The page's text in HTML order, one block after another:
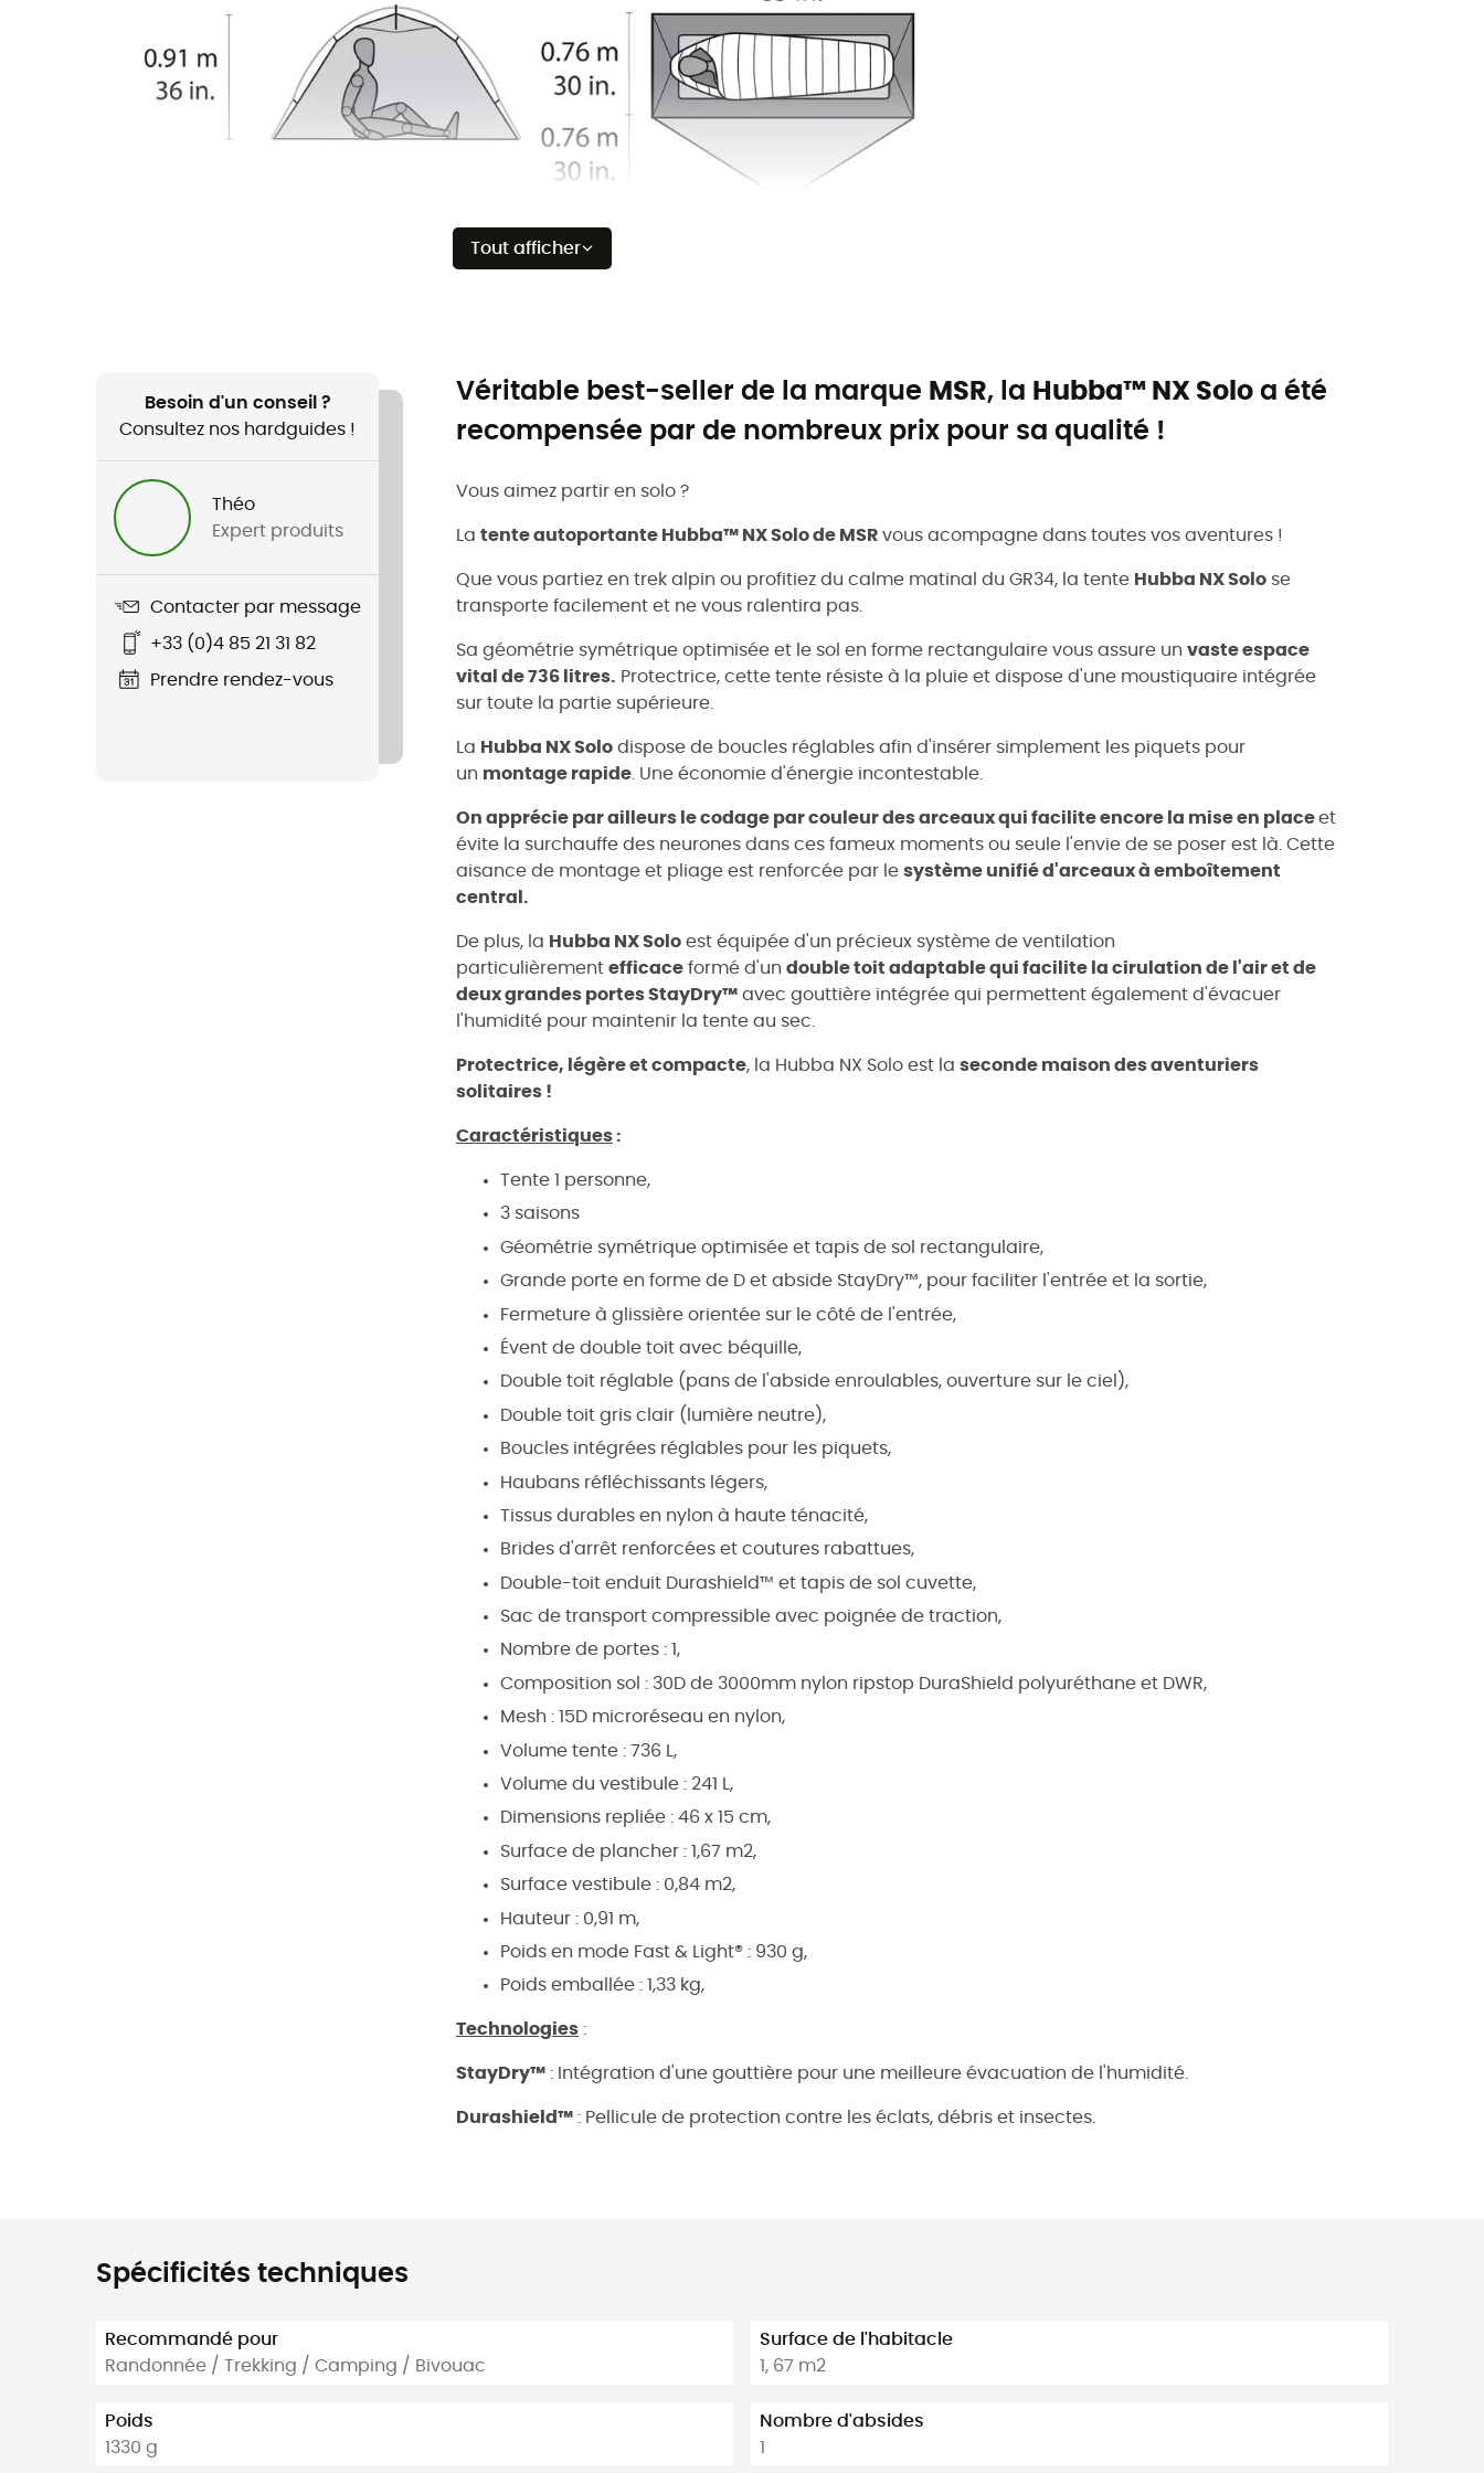
Tout afficher
Besoin d'un conseil ?
Consultez nos hardguides !
Théo
Expert produits
Contacter par message
+33 (0)4 85 21 31 82
Prendre rendez-vous
Véritable best-seller de la marque MSR, la Hubba™ NX Solo a été
recompensée par de nombreux prix pour sa qualité !
Vous aimez partir en solo ?
La tente autoportante Hubba™ NX Solo de MSR vous acompagne dans toutes vos aventures !
Que vous partiez en trek alpin ou profitiez du calme matinal du GR34, la tente Hubba NX Solo se
transporte facilement et ne vous ralentira pas.
Sa géométrie symétrique optimisée et le sol en forme rectangulaire vous assure un vaste espace
vital de 736 litres. Protectrice, cette tente résiste à la pluie et dispose d'une moustiquaire intégrée
sur toute la partie supérieure.
La Hubba NX Solo dispose de boucles réglables afin d'insérer simplement les piquets pour
un montage rapide . Une économie d'énergie incontestable.
On apprécie par ailleurs le codage par couleur des arceaux qui facilite encore la mise en placeet
évite la surchauffe des neurones dans ces fameux moments ou seule l'envie de se poser est là. Cette
aisance de montage et pliage est renforcée par le système unifié d'arceaux à emboîtement
central.
De plus, la Hubba NX Solo est équipée d'un précieux système de ventilation
particulièrement efficace formé d'un double toit adaptable qui facilite la cirulation de l'air et de
deux grandes portesStayDry™ avec gouttière intégrée qui permettent également d'évacuer
l'humidité pour maintenir la tente au sec.
Protectrice, légère et compacte, la Hubba NX Solo est la seconde maison des aventuriers
solitaires !
Caractéristiques:
Tente 1 personne,
3 saisons
Géométrie symétrique optimisée et tapis de sol rectangulaire,
Grande porte en forme de D et abside StayDry™, pour faciliter l'entrée et la sortie,
Fermeture à glissière orientée sur le côté de l'entrée,
Évent de double toit avec béquille,
Double toit réglable (pans de l'abside enroulables, ouverture sur le ciel),
Double toit gris clair (lumière neutre),
Boucles intégrées réglables pour les piquets,
Haubans réfléchissants légers,
Tissus durables en nylon à haute ténacité,
Brides d'arrêt renforcées et coutures rabattues,
Double-toit enduit Durashield™ et tapis de sol cuvette,
Sac de transport compressible avec poignée de traction,
Nombre de portes : 1,
Composition sol : 30D de 3000mm nylon ripstop DuraShield polyuréthane et DWR,
Mesh : 15D microréseau en nylon,
Volume tente : 736 L,
Volume du vestibule : 241 L,
Dimensions repliée : 46 x 15 cm,
Surface de plancher : 1,67 m2,
Surface vestibule : 0,84 m2,
Hauteur : 0,91 m,
Poids en mode Fast & Light® : 930 g,
Poids emballée : 1,33 kg,
Technologies :
StayDry™ : Intégration d'une gouttière pour une meilleure évacuation de l'humidité.
Durashield™ : Pellicule de protection contre les éclats, débris et insectes.
Spécificités techniques
Recommandé pour
Randonnée / Trekking / Camping / Bivouac
Poids
1330 g
Surface de l'habitacle
1, 67 m2
Nombre d'absides
1